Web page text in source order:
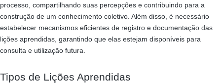
processo, compartilhando suas percepções e contribuindo para a
construção de um conhecimento coletivo. Além disso, é necessário
estabelecer mecanismos eficientes de registro e documentação das
lições aprendidas, garantindo que elas estejam disponíveis para
consulta e utilização futura.
Tipos de Lições Aprendidas